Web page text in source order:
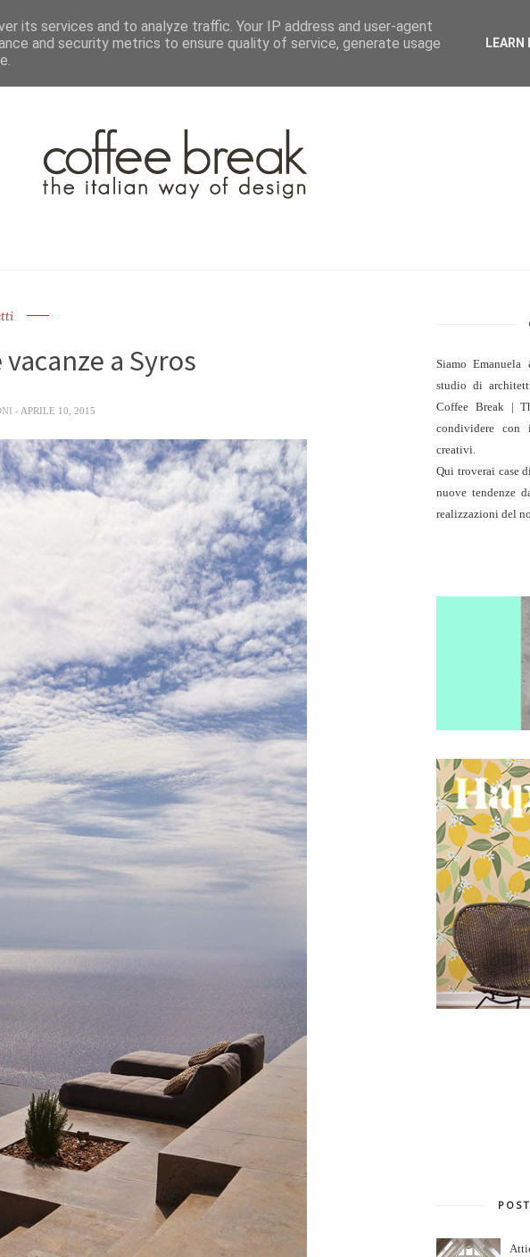
CHI SIAMO▼ PAGINE▼ COLLABORA PRESS CONTATTI
a Syros
- APRILE 10, 2015
Siamo
studio di
Coffee Break |
condividere
creativi.
Qui troverai case
nuove tendenze
realizzazioni del
its services and to analyze traffic. Your IP address and user-agent
and security metrics to ensure quality of service, generate usage
LEARN